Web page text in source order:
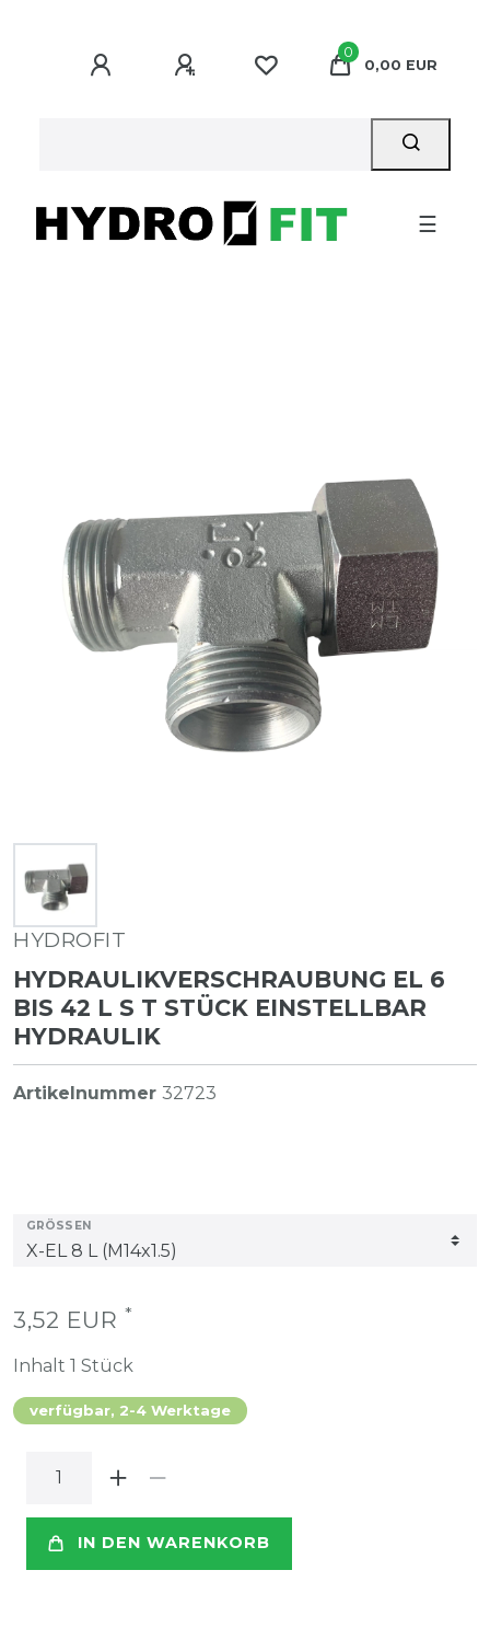
0
0,00 EUR
☰
HYDROFIT
HYDRAULIKVERSCHRAUBUNG EL 6
BIS 42 L S T STÜCK EINSTELLBAR
HYDRAULIK
Artikelnummer 32723
GRÖSSEN
3,52 EUR *
Inhalt 1 Stück
verfügbar, 2-4 Werktage
IN DEN WARENKORB